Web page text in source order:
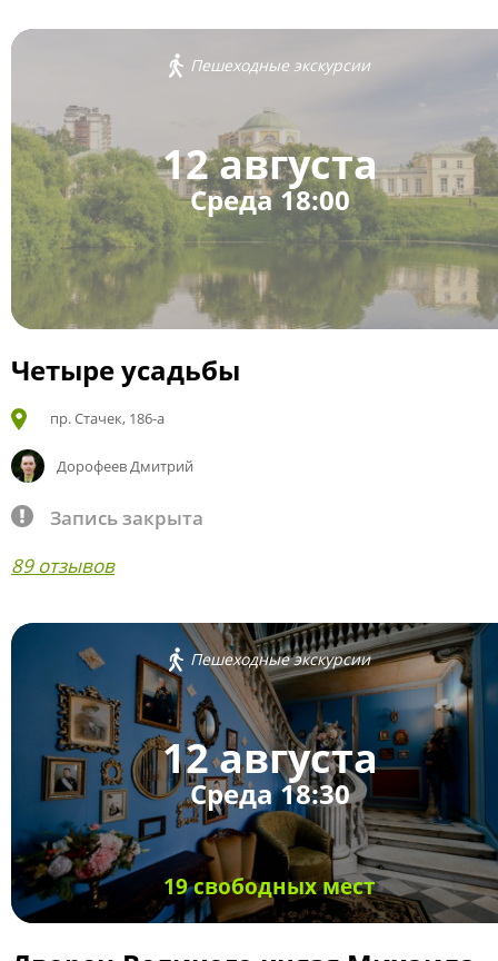
Пешеходные экскурсии
12 августа
Среда 18:00
Четыре усадьбы
пр. Стачек, 186-а
Дорофеев Дмитрий
Запись закрыта
89 отзывов
Пешеходные экскурсии
12 августа
Среда 18:30
19 свободных мест